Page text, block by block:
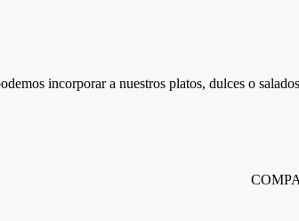
incorporar a nuestros platos, dulces o